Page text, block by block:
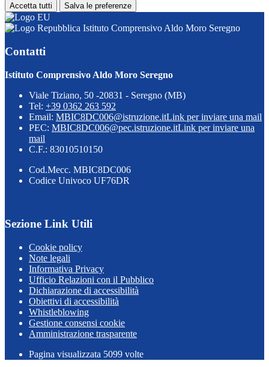
Accetta tutti Salva le preferenze
Istituto Comprensivo Aldo Moro Seregno
Contatti
Istituto Comprensivo Aldo Moro Seregno
Viale Tiziano, 50 -20831 - Seregno (MB)
Tel: +39 0362 263 592
Email: MBIC8DC006@istruzione.itLink per inviare una mail
PEC: MBIC8DC006@pec.istruzione.itLink per inviare una
mail
C.F.: 83010510150
Cod.Mecc. MBIC8DC006
Codice Univoco UF76DR
Sezione Link Utili
Cookie policy
Note legali
Informativa Privacy
Ufficio Relazioni con il Pubblico
Dichiarazione di accessibilità
Obiettivi di accessibilità
Whistleblowing
Gestione consensi cookie
Amministrazione trasparente
Pagina visualizzata 5099 volte